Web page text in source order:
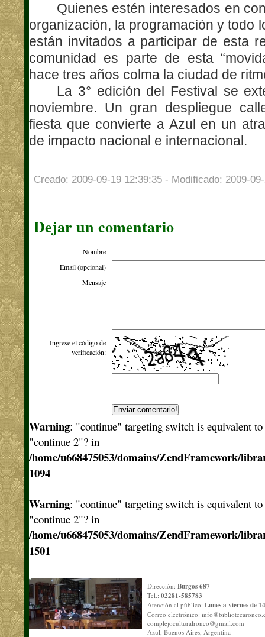
Quienes estén interesados en
organización, la programación y todo
están invitados a participar de esta
comunidad es parte de esta
hace tres años colma la ciudad de
La 3° edición del Festival se
noviembre. Un gran despliegue
fiesta que convierte a Azul en un
de impacto nacional e internacional.
Creado: 2009-09-19 12:39:35 - Modificado: 2009-
Dejar un comentario
Nombre
Email (opcional)
Mensaje
Ingrese el código de
verificación:
Warning: "continue" targeting switch is equivalent
"continue 2"? in
/home/u668475053/domains/ZendFramework/
1094
Warning: "continue" targeting switch is equivalent
"continue 2"? in
/home/u668475053/domains/ZendFramework/
1501
Dirección: Burgos 687
Tel.: 02281-585783
Atención al público: Lunes a viernes de
Correo electrónico:
complejoculturalronco@gmail.com
Azul, Buenos Aires, Argentina